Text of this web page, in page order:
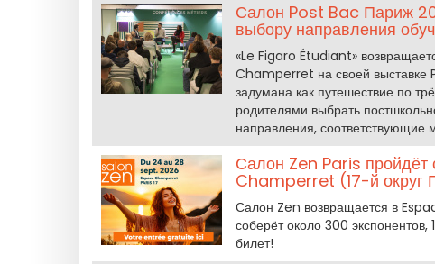
Салон Post Bac Париж
выбору направления
«Le Figaro Étudiant»
Champerret на своей выставке
задумана как путешествие по
родителями выбрать
направления, соответствующие
Салон Zen Paris
Champerret (17-й округ
Салон Zen возвращается в
соберёт около 300 экспонентов,
билет!